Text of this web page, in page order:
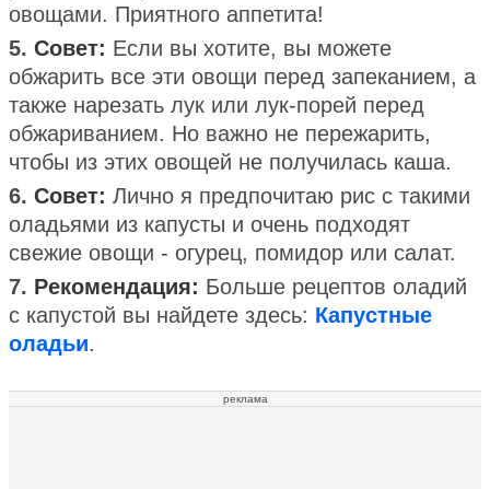
овощами. Приятного аппетита!
5. Совет: Если вы хотите, вы можете
обжарить все эти овощи перед запеканием, а
также нарезать лук или лук-порей перед
обжариванием. Но важно не пережарить,
чтобы из этих овощей не получилась каша.
6. Совет: Лично я предпочитаю рис с такими
оладьями из капусты и очень подходят
свежие овощи - огурец, помидор или салат.
7. Рекомендация: Больше рецептов оладий
с капустой вы найдете здесь: Капустные
оладьи.
реклама